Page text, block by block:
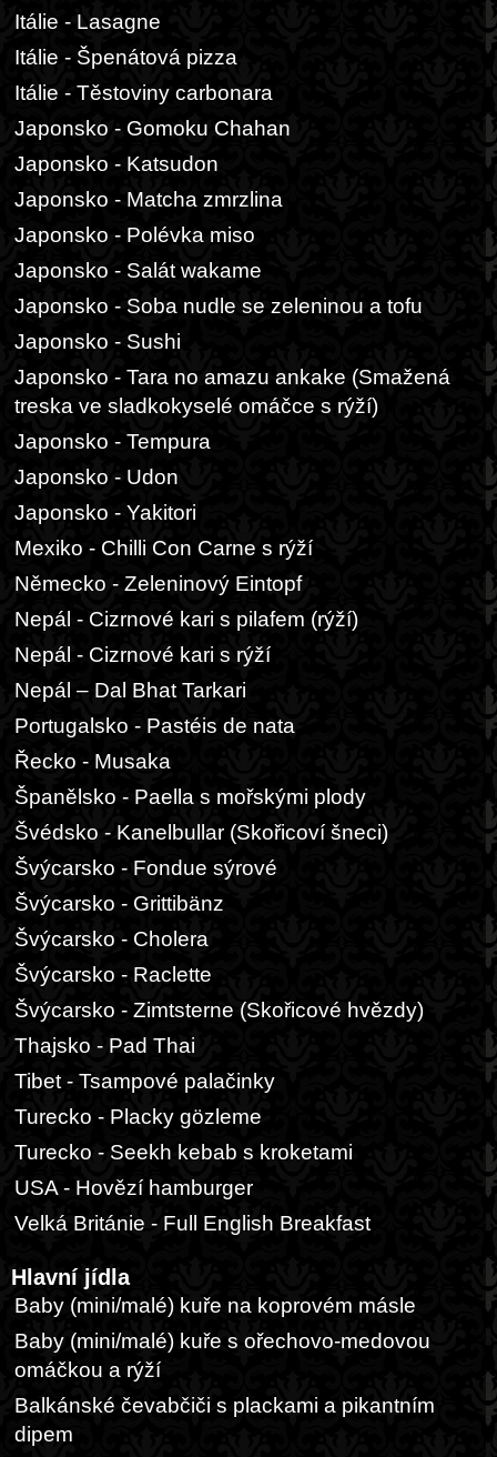
Itálie - Lasagne
Itálie - Špenátová pizza
Itálie - Těstoviny carbonara
Japonsko - Gomoku Chahan
Japonsko - Katsudon
Japonsko - Matcha zmrzlina
Japonsko - Polévka miso
Japonsko - Salát wakame
Japonsko - Soba nudle se zeleninou a tofu
Japonsko - Sushi
Japonsko - Tara no amazu ankake (Smažená
treska ve sladkokyselé omáčce s rýží)
Japonsko - Tempura
Japonsko - Udon
Japonsko - Yakitori
Mexiko - Chilli Con Carne s rýží
Německo - Zeleninový Eintopf
Nepál - Cizrnové kari s pilafem (rýží)
Nepál - Cizrnové kari s rýží
Nepál – Dal Bhat Tarkari
Portugalsko - Pastéis de nata
Řecko - Musaka
Španělsko - Paella s mořskými plody
Švédsko - Kanelbullar (Skořicoví šneci)
Švýcarsko - Fondue sýrové
Švýcarsko - Grittibänz
Švýcarsko - Cholera
Švýcarsko - Raclette
Švýcarsko - Zimtsterne (Skořicové hvězdy)
Thajsko - Pad Thai
Tibet - Tsampové palačinky
Turecko - Placky gözleme
Turecko - Seekh kebab s kroketami
USA - Hovězí hamburger
Velká Británie - Full English Breakfast
Hlavní jídla
Baby (mini/malé) kuře na koprovém másle
Baby (mini/malé) kuře s ořechovo-medovou
omáčkou a rýží
Balkánské čevabčiči s plackami a pikantním
dipem